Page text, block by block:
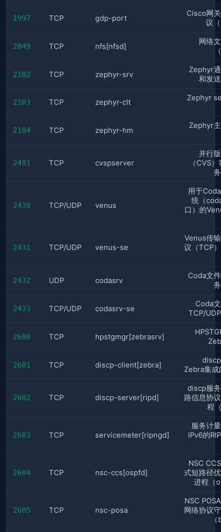
1997 TCP gdp-port
Cisco网
议
2049 TCP nfs[nfsd]
网络
2102 TCP zephyr-srv
Zephyr
和发
2103 TCP zephyr-clt Zephyr
2104 TCP zephyr-hm
Zephyr
2401 TCP cvspserver
并行
（CVS
2430 TCP/UDP venus
用于
统（
口）的
2431 TCP/UDP venus-se
Venus传
议（TCP
2432 UDP codasrv
Coda文
2433 TCP/UDP codasrv-se
Coda
TCP/
2600 TCP hpstgmgr[zebrasrv]
2601 TCP discp-client[zebra]
Zebra集
2602 TCP discp-server[ripd]
discp服
路信息协
程
2603 TCP servicemeter[ripngd]
服务计
IPv6的
2604 TCP nsc-ccs[ospfd]
NSC
式短路径
进程（
2605 TCP nsc-posa
NSC
网络协议